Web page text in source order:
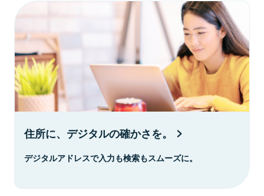
住所に、デジタルの確かさを。
デジタルアドレスで入力も検索もスムーズに。